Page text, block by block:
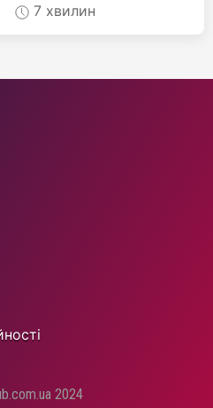
7 хвилин
2024